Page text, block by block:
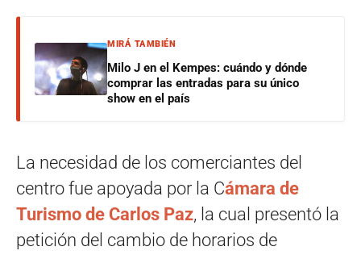
MIRÁ TAMBIÉN
Milo J en el Kempes: cuándo y dónde
comprar las entradas para su único
show en el país
La necesidad de los comerciantes del
centro fue apoyada por la Cámara de
Turismo de Carlos Paz, la cual presentó la
petición del cambio de horarios de